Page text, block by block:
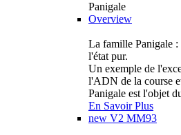
Panigale
Overview
La famille Panigale
l'état pur.
Un exemple de
l'ADN de la course
Panigale est l'objet
En Savoir Plus
new V2 MM93